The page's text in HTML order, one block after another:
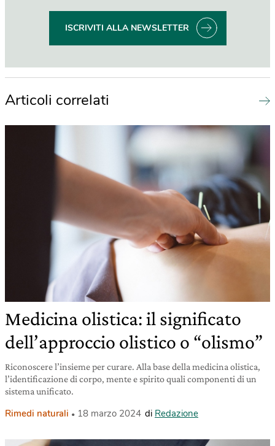
ISCRIVITI ALLA NEWSLETTER
Articoli correlati
Medicina olistica: il significato
dell’approccio olistico o “olismo”
Riconoscere l’insieme per curare. Alla base della medicina olistica,
l’identificazione di corpo, mente e spirito quali componenti di un
sistema unificato.
Rimedi naturali 18 marzo 2024 di Redazione